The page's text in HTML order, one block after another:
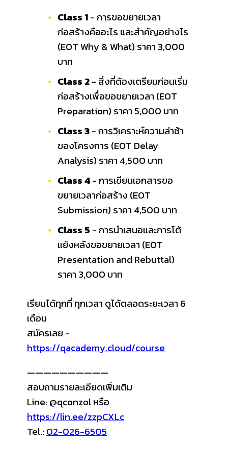
Class 1- การขอขยายเวลา
ก่อสร้างคืออะไร และสำคัญอย่างไร
(EOT Why & What) ราคา 3,000
บาท
Class 2- สิ่งที่ต้องเตรียมก่อนเริ่ม
ก่อสร้างเพื่อขอขยายเวลา (EOT
Preparation) ราคา 5,000 บาท
Class 3- การวิเคราะห์ความล่าช้า
ของโครงการ (EOT Delay
Analysis) ราคา 4,500 บาท
Class 4- การเขียนเอกสารขอ
ขยายเวลาก่อสร้าง (EOT
Submission) ราคา 4,500 บาท
Class 5 - การนำเสนอและการโต้
แย้งหลังขอขยายเวลา (EOT
Presentation and Rebuttal)
ราคา 3,000 บาท
เรียนได้ทุกที่ ทุกเวลา ดูได้ตลอดระยะเวลา 6
เดือน
สมัครเลย -
https://qacademy.cloud/course
——————————
สอบถามรายละเอียดเพิ่มเติม
Line: @qconzol หรือ
https://lin.ee/zzpCXLc
Tel.: 02-026-6505